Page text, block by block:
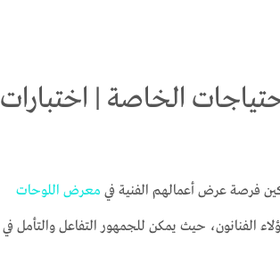
الخاصة | اختبارات
فرصة عرض أعمالهم الفنية في معرض اللوحات
الفنانون، حيث يمكن للجمهور التفاعل والتأمل في